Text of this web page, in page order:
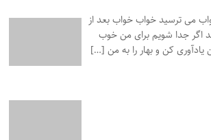
می ترسید خواب خواب بعد از
اگر جدا شویم برای من خوب
کن و بهار را به من […]